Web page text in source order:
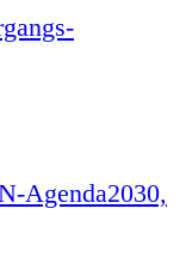
Agenda2030,